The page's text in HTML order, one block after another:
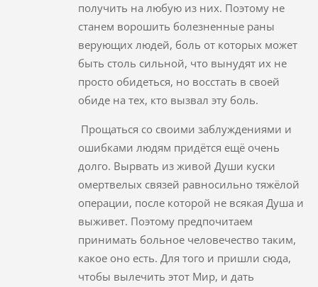
получить на любую из них. Поэтому не
станем ворошить болезненные раны
верующих людей, боль от которых может
быть столь сильной, что вынудят их не
просто обидеться, но восстать в своей
обиде на тех, кто вызвал эту боль.
Прощаться со своими заблуждениями и
ошибками людям придётся ещё очень
долго. Вырвать из живой Души куски
омертвелых связей равносильно тяжёлой
операции, после которой не всякая Душа и
выживет. Поэтому предпочитаем
принимать больное человечество таким,
какое оно есть. Для того и пришли сюда,
чтобы вылечить этот Мир, и дать